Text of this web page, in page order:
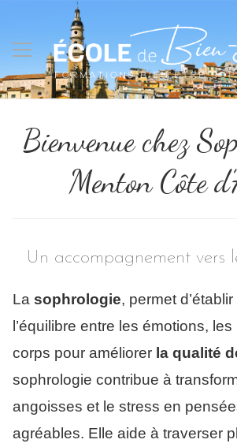
Bienvenue chez
Menton Côte
Un accompagnement vers
La sophrologie, permet
l’équilibre entre les émotions,
corps pour améliorer la qualité
sophrologie contribue à
angoisses et le stress en
agréables. Elle aide à traverser